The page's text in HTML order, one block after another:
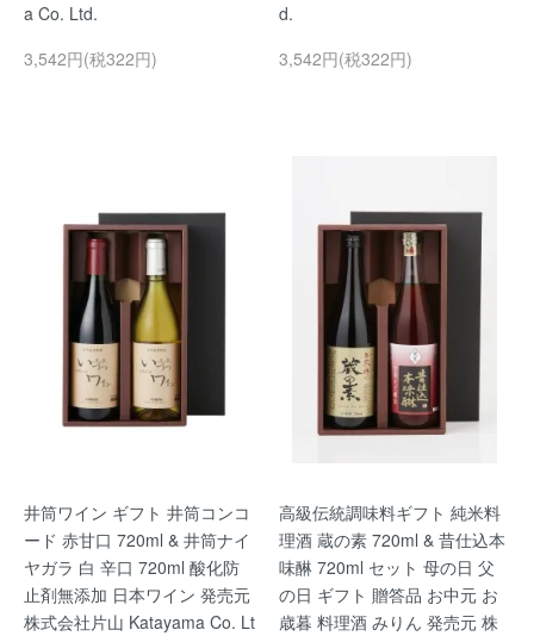
a Co. Ltd.
3,542円(税322円)
d.
3,542円(税322円)
井筒ワイン ギフト 井筒コンコ
ード 赤甘口 720ml & 井筒ナイ
ヤガラ 白 辛口 720ml 酸化防
止剤無添加 日本ワイン 発売元
株式会社片山 Katayama Co. Lt
高級伝統調味料ギフト 純米料
理酒 蔵の素 720ml & 昔仕込本
味醂 720ml セット 母の日 父
の日 ギフト 贈答品 お中元 お
歳暮 料理酒 みりん 発売元 株